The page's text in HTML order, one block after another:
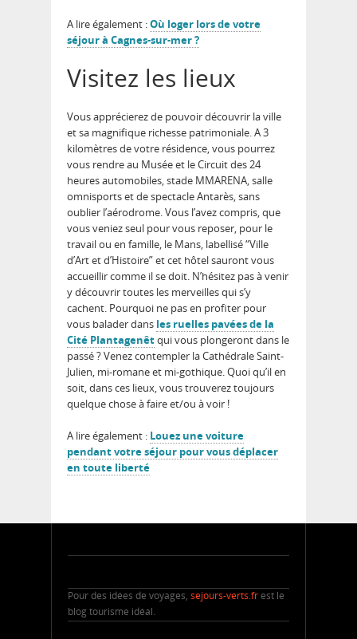
A lire également :Où loger lors de votre
séjour à Cagnes-sur-mer ?
Visitez les lieux
Vous apprécierez de pouvoir découvrir la ville
et sa magnifique richesse patrimoniale. A 3
kilomètres de votre résidence, vous pourrez
vous rendre au Musée et le Circuit des 24
heures automobiles, stade MMARENA, salle
omnisports et de spectacle Antarès, sans
oublier l’aérodrome. Vous l’avez compris, que
vous veniez seul pour vous reposer, pour le
travail ou en famille, le Mans, labellisé “Ville
d’Art et d’Histoire” et cet hôtel sauront vous
accueillir comme il se doit. N’hésitez pas à venir
y découvrir toutes les merveilles qui s’y
cachent. Pourquoi ne pas en profiter pour
vous balader dans les ruelles pavées de la
Cité Plantagenêtqui vous plongeront dans le
passé ? Venez contempler la Cathédrale Saint-
Julien, mi-romane et mi-gothique. Quoi qu’il en
soit, dans ces lieux, vous trouverez toujours
quelque chose à faire et/ou à voir !
A lire également : Louez une voiture
pendant votre séjour pour vous déplacer
en toute liberté
Pour des idées de voyages, sejours-verts.frest le
blog tourisme idéal.